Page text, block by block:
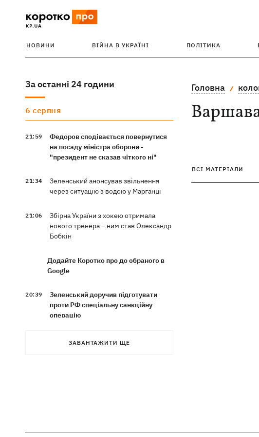
НОВИНИ ВІЙНА В УКРАЇНІ ПОЛІТИКА
За останні 24 години
6 серпня
21:59
Федоров сподівається повернутися
на посаду міністра оборони -
"президент не сказав чіткого ні"
21:34
Зеленський анонсував звільнення
через ситуацію з водою у Марганці
21:06
Збірна України з хокею отримала
нового тренера – ним став Олександр
Бобкін
Додайте Коротко про до обраного в
Google
20:39
Зеленський доручив підготувати
проти РФ спеціальну санкційну
операцію
Дрони СБУ вразили два кораблі ФСБ
ЗАВАНТАЖИТИ ЩЕ
Головна
ВСІ МАТЕРІАЛИ